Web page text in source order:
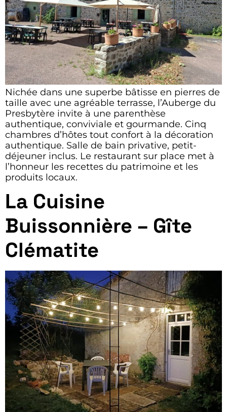
Nichée dans une superbe bâtisse en pierres de
taille avec une agréable terrasse, l’Auberge du
Presbytère invite à une parenthèse
authentique, conviviale et gourmande. Cinq
chambres d’hôtes tout confort à la décoration
authentique. Salle de bain privative, petit-
déjeuner inclus. Le restaurant sur place met à
l’honneur les recettes du patrimoine et les
produits locaux.
La Cuisine
Buissonnière – Gîte
Clématite